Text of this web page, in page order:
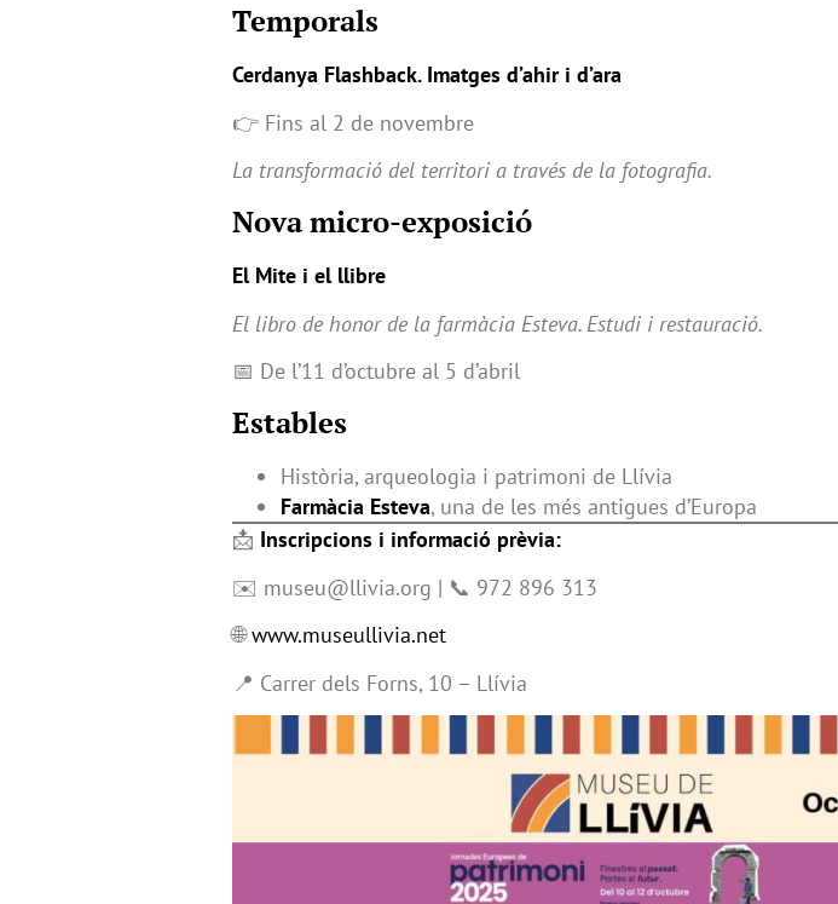
Temporals
Cerdanya Flashback. Imatges d’ahir i d’ara
👉 Fins al 2 de novembre
La transformació del territori a través de la fotografia.
Nova micro-exposició
El Mite i el llibre
El libro de honor de la farmàcia Esteva. Estudi i restauració.
📅 De l’11 d’octubre al 5 d’abril
Estables
Història, arqueologia i patrimoni de Llívia
Farmàcia Esteva, una de les més antigues d’Europa
📩 Inscripcions i informació prèvia:
✉️ museu@llivia.org | 📞 972 896 313
🌐www.museullivia.net
📍 Carrer dels Forns, 10 – Llívia